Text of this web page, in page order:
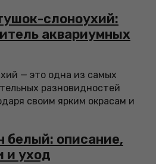
слоноухий:
аквариумных
— это одна из самых
разновидностей
своим ярким окрасам и
описание,
и уход